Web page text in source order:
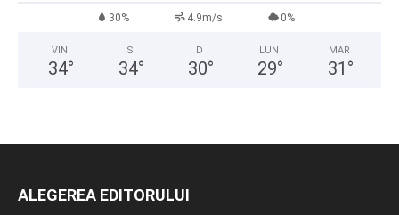
30% 4.9m/s 0%
VIN
34°
S
34°
D
30°
LUN
29°
MAR
31 °
ALEGEREA EDITORULUI